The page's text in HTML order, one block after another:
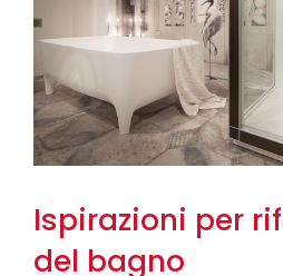
Ispirazioni per
del bagno